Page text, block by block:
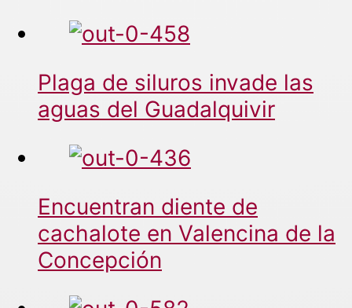
Plaga de siluros invade las
aguas del Guadalquivir
Encuentran diente de
cachalote en Valencina de la
Concepción